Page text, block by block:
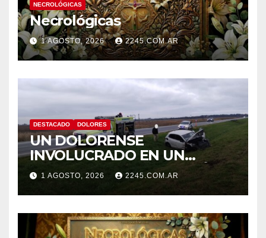
NECROLÓGICAS
Necrológicas
1 AGOSTO, 2026 2245.COM.AR
DESTACADO DOLORES
UN DOLORENSE
INVOLUCRADO EN UN
SINIESTRO QUE TERMINÓ
CON DESPISTE Y VUELCO
1 AGOSTO, 2026 2245.COM.AR